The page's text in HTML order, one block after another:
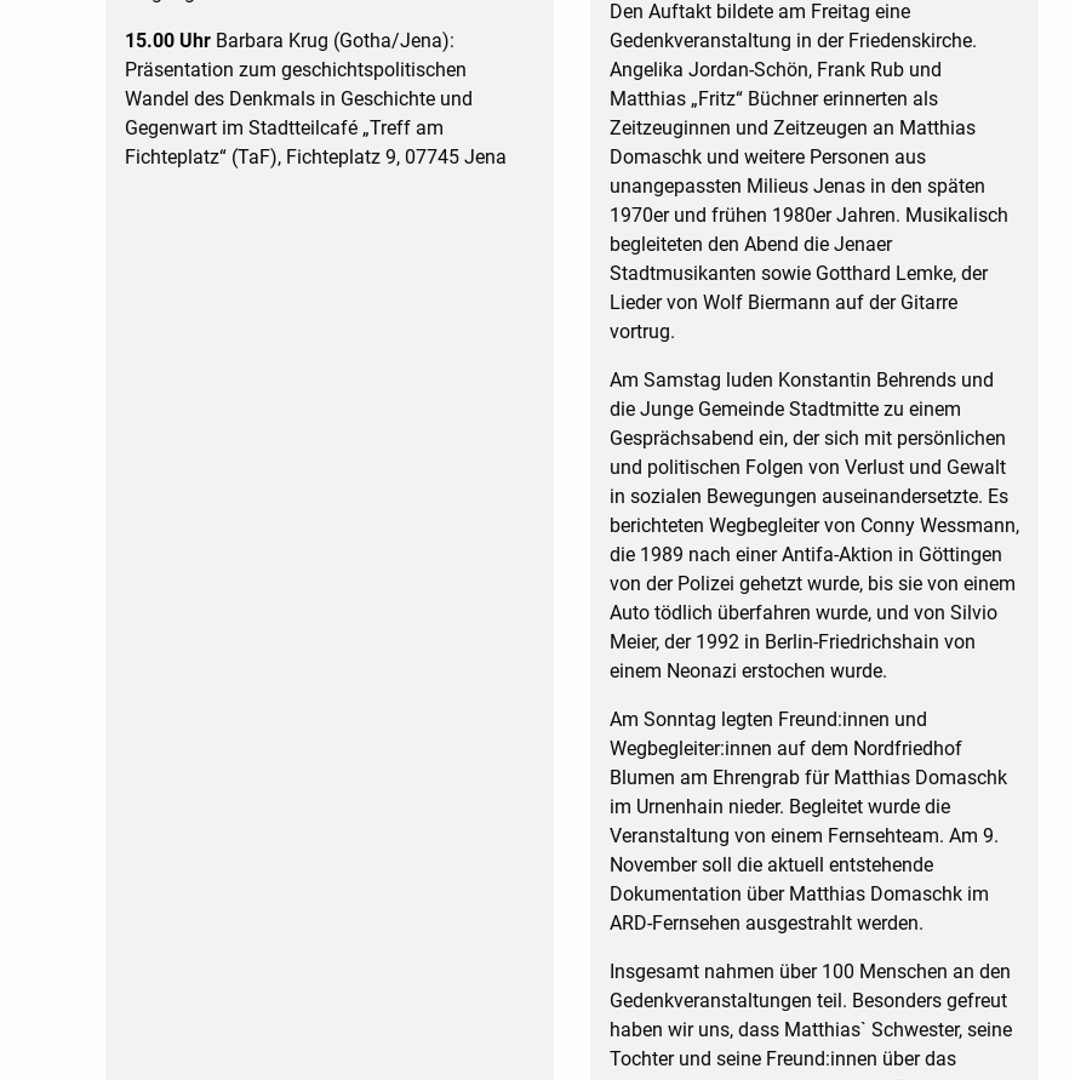
15.00 Uhr Barbara Krug (Gotha/Jena):
Präsentation zum geschichtspolitischen
Wandel des Denkmals in Geschichte und
Gegenwart im Stadtteilcafé „Treff am
Fichteplatz“ (TaF), Fichteplatz 9, 07745 Jena
Den Auftakt bildete am Freitag eine
Gedenkveranstaltung in der Friedenskirche.
Angelika Jordan-Schön, Frank Rub und
Matthias „Fritz“ Büchner erinnerten als
Zeitzeuginnen und Zeitzeugen an Matthias
Domaschk und weitere Personen aus
unangepassten Milieus Jenas in den späten
1970er und frühen 1980er Jahren. Musikalisch
begleiteten den Abend die Jenaer
Stadtmusikanten sowie Gotthard Lemke, der
Lieder von Wolf Biermann auf der Gitarre
vortrug.
Am Samstag luden Konstantin Behrends und
die Junge Gemeinde Stadtmitte zu einem
Gesprächsabend ein, der sich mit persönlichen
und politischen Folgen von Verlust und Gewalt
in sozialen Bewegungen auseinandersetzte. Es
berichteten Wegbegleiter von Conny Wessmann,
die 1989 nach einer Antifa-Aktion in Göttingen
von der Polizei gehetzt wurde, bis sie von einem
Auto tödlich überfahren wurde, und von Silvio
Meier, der 1992 in Berlin-Friedrichshain von
einem Neonazi erstochen wurde.
Am Sonntag legten Freund:innen und
Wegbegleiter:innen auf dem Nordfriedhof
Blumen am Ehrengrab für Matthias Domaschk
im Urnenhain nieder. Begleitet wurde die
Veranstaltung von einem Fernsehteam. Am 9.
November soll die aktuell entstehende
Dokumentation über Matthias Domaschk im
ARD-Fernsehen ausgestrahlt werden.
Insgesamt nahmen über 100 Menschen an den
Gedenkveranstaltungen teil. Besonders gefreut
haben wir uns, dass Matthias` Schwester, seine
Tochter und seine Freund:innen über das